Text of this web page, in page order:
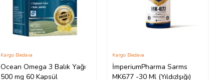
Ocean Omega 3 Balık Yağı
500 mg 60 Kapsül
Kargo Bedava
İmperiumPharma Sarms
MK677 -30 Ml (YıldızIşığı)
Kargo Bedava